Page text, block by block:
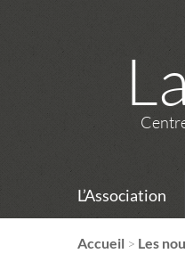
L’Association
Accueil > Les